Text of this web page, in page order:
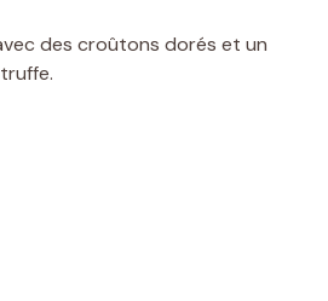
des croûtons dorés et un